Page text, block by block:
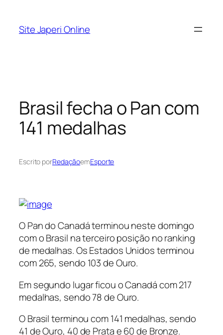
Site Japeri Online
Brasil fecha o Pan com
141 medalhas
Escrito porRedaçãoemEsporte
O Pan do Canadá terminou neste domingo
com o Brasil na terceiro posição no ranking
de medalhas. Os Estados Unidos terminou
com 265, sendo 103 de Ouro.
Em segundo lugar ficou o Canadá com 217
medalhas, sendo 78 de Ouro.
O Brasil terminou com 141 medalhas, sendo
41 de Ouro, 40 de Prata e 60 de Bronze.